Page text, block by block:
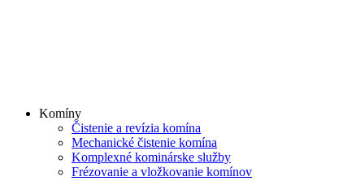
Komíny
Čistenie a revízia komína
Mechanické čistenie komína
Komplexné kominárske služby
Frézovanie a vložkovanie komínov